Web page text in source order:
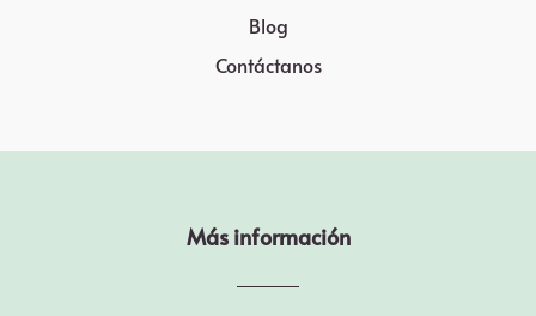
Blog
Contáctanos
Más información